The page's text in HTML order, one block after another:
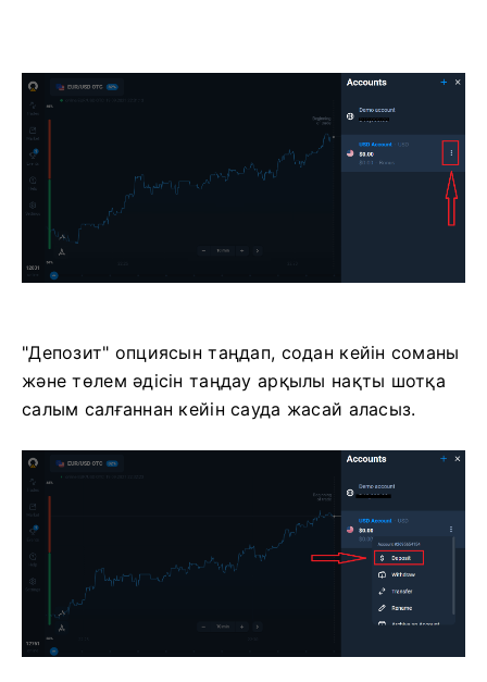
"Депозит" опциясын таңдап, содан кейін соманы
және төлем әдісін таңдау арқылы нақты шотқа
салым салғаннан кейін сауда жасай аласыз.